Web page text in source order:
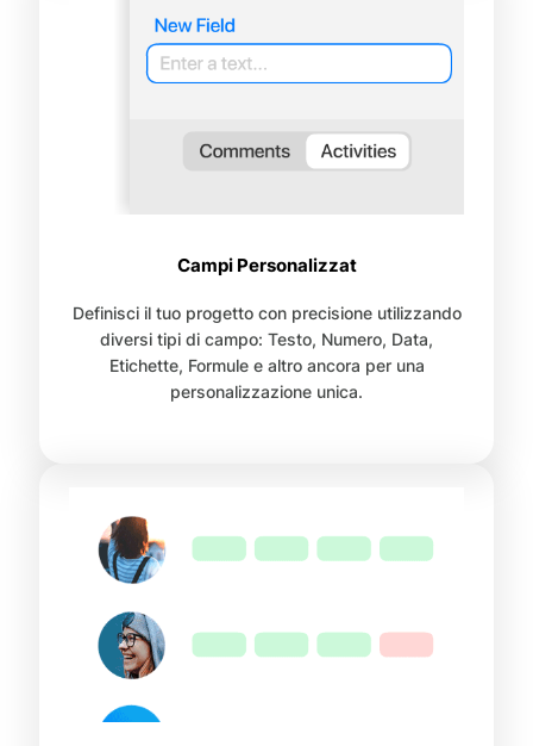
Campi Personalizzat
Definisci il tuo progetto con precisione utilizzando
diversi tipi di campo: Testo, Numero, Data,
Etichette, Formule e altro ancora per una
personalizzazione unica.